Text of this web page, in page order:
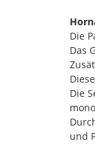
Die
Das
Die
und